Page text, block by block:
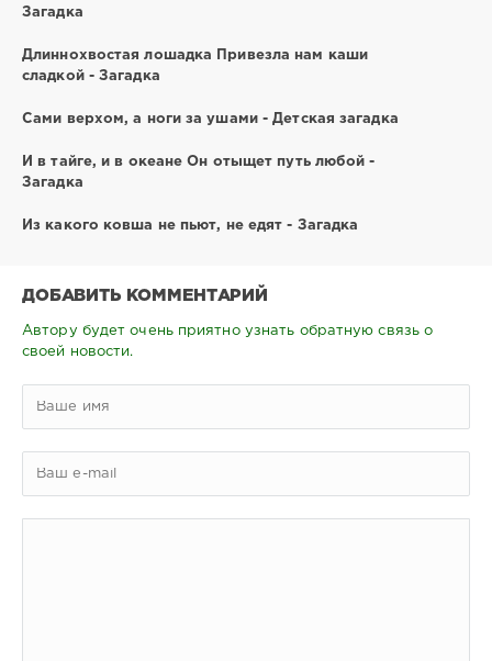
Загадка
Длиннохвостая лошадка Привезла нам каши
сладкой - Загадка
Сами верхом, а ноги за ушами - Детская загадка
И в тайге, и в океане Он отыщет путь любой -
Загадка
Из какого ковша не пьют, не едят - Загадка
ДОБАВИТЬ КОММЕНТАРИЙ
Автору будет очень приятно узнать обратную связь о
своей новости.